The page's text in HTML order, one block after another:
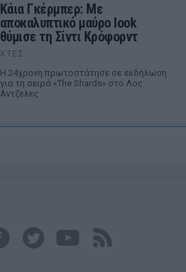
Κάια Γκέρμπερ: Με
αποκαλυπτικό μαύρο look
θύμισε τη Σίντι Κρόφορντ
ΧΤΕΣ
Η 24χρονη πρωτοστάτησε σε εκδήλωση
για τη σειρά «The Shards» στο Λος
Αντζελες